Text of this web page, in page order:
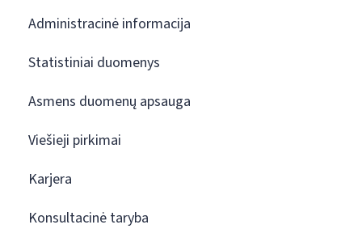
Administracinė informacija
Statistiniai duomenys
Asmens duomenų apsauga
Viešieji pirkimai
Karjera
Konsultacinė taryba